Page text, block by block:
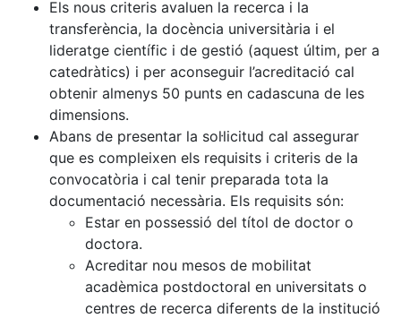
Els nous criteris avaluen la recerca i la
transferència, la docència universitària i el
lideratge científic i de gestió (aquest últim, per a
catedràtics) i per aconseguir l’acreditació cal
obtenir almenys 50 punts en cadascuna de les
dimensions.
Abans de presentar la sol·licitud cal assegurar
que es compleixen els requisits i criteris de la
convocatòria i cal tenir preparada tota la
documentació necessària. Els requisits són:
Estar en possessió del títol de doctor o
doctora.
Acreditar nou mesos de mobilitat
acadèmica postdoctoral en universitats o
centres de recerca diferents de la institució